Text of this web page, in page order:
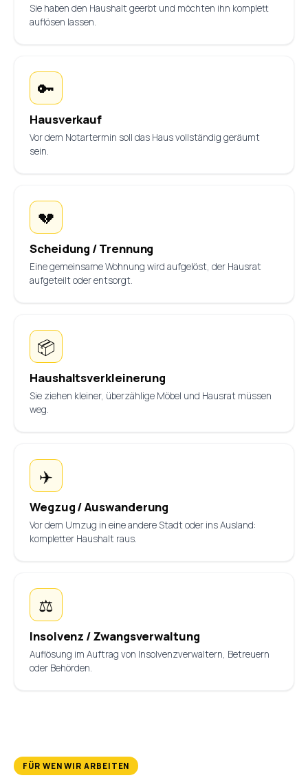
Sie haben den Haushalt geerbt und möchten ihn komplett
auflösen lassen.
🔑
Hausverkauf
Vor dem Notartermin soll das Haus vollständig geräumt
sein.
💔
Scheidung / Trennung
Eine gemeinsame Wohnung wird aufgelöst, der Hausrat
aufgeteilt oder entsorgt.
📦
Haushaltsverkleinerung
Sie ziehen kleiner, überzählige Möbel und Hausrat müssen
weg.
✈️
Wegzug / Auswanderung
Vor dem Umzug in eine andere Stadt oder ins Ausland:
kompletter Haushalt raus.
⚖️
Insolvenz / Zwangsverwaltung
Auflösung im Auftrag von Insolvenzverwaltern, Betreuern
oder Behörden.
FÜR WEN WIR ARBEITEN